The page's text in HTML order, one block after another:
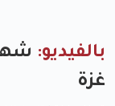
بالفيديو:
غزة